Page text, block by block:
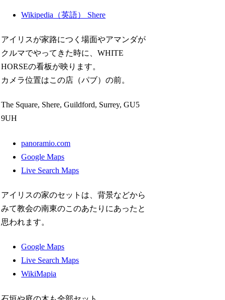
Wikipedia（英語） Shere
アイリスが家路につく場面やアマンダが
クルマでやってきた時に、WHITE
HORSEの看板が映ります。
カメラ位置はこの店（パブ）の前。
The Square, Shere, Guildford, Surrey, GU5
9UH
panoramio.com
Google Maps
Live Search Maps
アイリスの家のセットは、背景などから
みて教会の南東のこのあたりにあったと
思われます。
Google Maps
Live Search Maps
WikiMapia